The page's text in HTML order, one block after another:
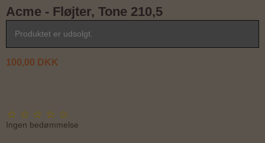
Acme - Fløjter, Tone 210,5
Produktet er udsolgt.
100,00 DKK
Ingen bedømmelse